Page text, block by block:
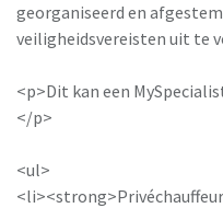
georganiseerd en
veiligheidsvereisten uit te
<p>Dit kan een
</p>
<ul>